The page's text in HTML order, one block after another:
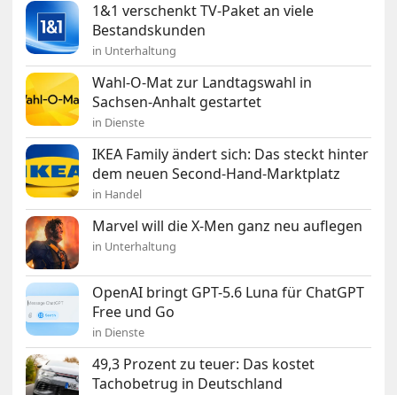
1&1 verschenkt TV-Paket an viele
Bestandskunden
in Unterhaltung
Wahl-O-Mat zur Landtagswahl in
Sachsen-Anhalt gestartet
in Dienste
IKEA Family ändert sich: Das steckt hinter
dem neuen Second-Hand-Marktplatz
in Handel
Marvel will die X-Men ganz neu auflegen
in Unterhaltung
OpenAI bringt GPT-5.6 Luna für ChatGPT
Free und Go
in Dienste
49,3 Prozent zu teuer: Das kostet
Tachobetrug in Deutschland